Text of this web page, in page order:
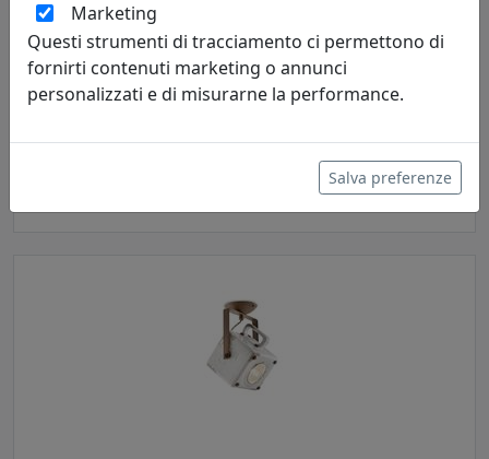
PLAFONIERA COLLEZIONE ASTI C105
391,00 €
Marketing
Questi strumenti di tracciamento ci permettono di
fornirti contenuti marketing o annunci
personalizzati e di misurarne la performance.
Salva preferenze